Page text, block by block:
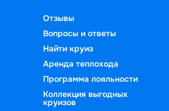
Отзывы
Вопросы и ответы
Найти круиз
Аренда теплохода
Программа лояльности
Коллекция выгодных
круизов